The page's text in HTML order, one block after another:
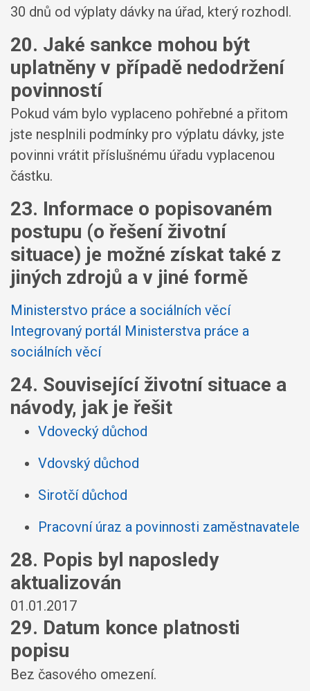
30 dnů od výplaty dávky na úřad, který rozhodl.
20. Jaké sankce mohou být
uplatněny v případě nedodržení
povinností
Pokud vám bylo vyplaceno pohřebné a přitom
jste nesplnili podmínky pro výplatu dávky, jste
povinni vrátit příslušnému úřadu vyplacenou
částku.
23. Informace o popisovaném
postupu (o řešení životní
situace) je možné získat také z
jiných zdrojů a v jiné formě
Ministerstvo práce a sociálních věcí
Integrovaný portál Ministerstva práce a
sociálních věcí
24. Související životní situace a
návody, jak je řešit
Vdovecký důchod
Vdovský důchod
Sirotčí důchod
Pracovní úraz a povinnosti zaměstnavatele
28. Popis byl naposledy
aktualizován
01.01.2017
29. Datum konce platnosti
popisu
Bez časového omezení.